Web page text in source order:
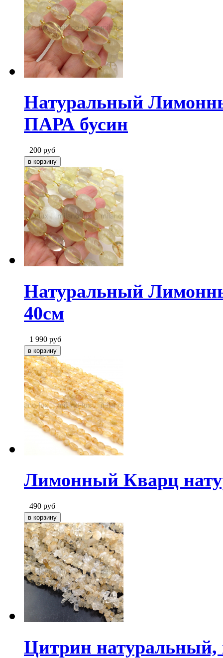
Натуральный
ПАРА бусин
200 руб
Натуральный
40см
1 990 руб
Лимонный Кварц
490 руб
Цитрин